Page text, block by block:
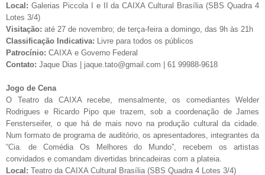
Local: Galerias Piccola I e II da CAIXA Cultural Brasília (SBS Quadra 4
Lotes 3/4)
Visitação: até 27 de novembro; de terça-feira a domingo, das 9h às 21h
Classificação Indicativa: Livre para todos os públicos
Patrocínio: CAIXA e Governo Federal
Contato: Jaque Dias | jaque.tato@gmail.com | 61 99988-9618
Jogo de Cena
O Teatro da CAIXA recebe, mensalmente, os comediantes Welder
Rodrigues e Ricardo Pipo que trazem, sob a coordenação de James
Fensterseifer, o que há de mais novo na produção cultural da cidade.
Num formato de programa de auditório, os apresentadores, integrantes da
“Cia. de Comédia Os Melhores do Mundo”, recebem os artistas
convidados e comandam divertidas brincadeiras com a plateia.
Local: Teatro da CAIXA Cultural Brasília (SBS Quadra 4 Lotes 3/4)